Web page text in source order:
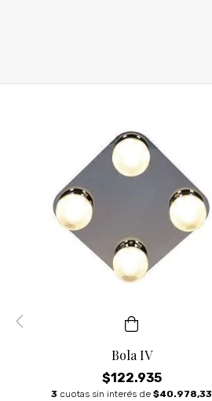
Bola IV
$122.935
3 cuotas sin interés de $40.978,33